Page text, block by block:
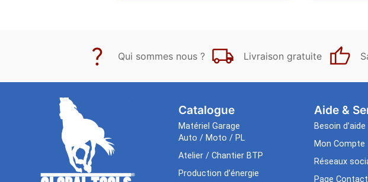
Qui sommes nous ? Livraison gratuite
Catalogue
Matériel Garage
Auto / Moto / PL
Atelier / Chantier BTP
Production d’énergie
Aide &
Besoin d’aide
Mon Compte
Réseaux
Page Contact